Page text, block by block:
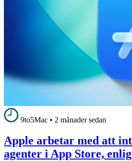
9to5Mac • 2 månader sedan
Apple arbetar med att
agenter i App Store,